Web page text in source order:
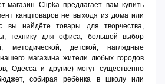
магазин Clipka предлагает вам купить
канцтоваров не выходя из дома или
найдёте товары для творчества,
технику для офиса, большой выбор
методической, детской, наглядные
магазина жители любых городов
Одесса и другие) могут существенно
собирая ребёнка в школу или